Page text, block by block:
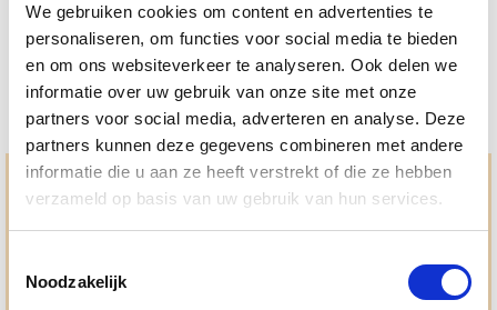
We gebruiken cookies om content en advertenties te
personaliseren, om functies voor social media te bieden
en om ons websiteverkeer te analyseren. Ook delen we
informatie over uw gebruik van onze site met onze
partners voor social media, adverteren en analyse. Deze
partners kunnen deze gegevens combineren met andere
informatie die u aan ze heeft verstrekt of die ze hebben
verzameld op basis van uw gebruik van hun services.
Noodzakelijk
€ 13,49 € 10,79
Hulp en advies nodig?
Jouw paard gezond houden en krijgen. Dat is waar we het
gedreven door onze visie: het leveren van producten van
topkwaliteit, uitgebreide informatieverstrekking en